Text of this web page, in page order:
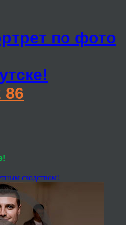
по фото
86
сходством!